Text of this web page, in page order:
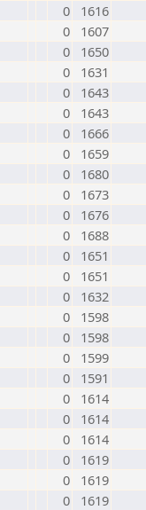
0
1616
0
1607
0
1650
0
1631
0
1643
0
1643
0
1666
0
1659
0
1680
0
1673
0
1676
0
1688
0
1651
0
1651
0
1632
0
1598
0
1598
0
1599
0
1591
0
1614
0
1614
0
1614
0
1619
0
1619
0
1619